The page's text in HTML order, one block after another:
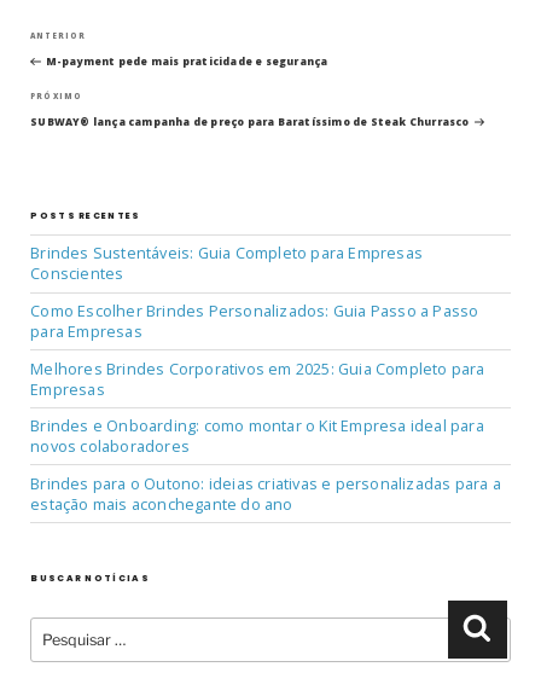
Navegação
de
Post
Post
anterior
ANTERIOR
M-payment pede mais praticidade e segurança
Próximo
post
PRÓXIMO
SUBWAY® lança campanha de preço para Baratíssimo de Steak Churrasco
POSTS RECENTES
Brindes Sustentáveis: Guia Completo para Empresas
Conscientes
Como Escolher Brindes Personalizados: Guia Passo a Passo
para Empresas
Melhores Brindes Corporativos em 2025: Guia Completo para
Empresas
Brindes e Onboarding: como montar o Kit Empresa ideal para
novos colaboradores
Brindes para o Outono: ideias criativas e personalizadas para a
estação mais aconchegante do ano
BUSCAR NOTÍCIAS